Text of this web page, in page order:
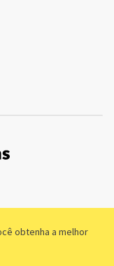
obtenha a melhor